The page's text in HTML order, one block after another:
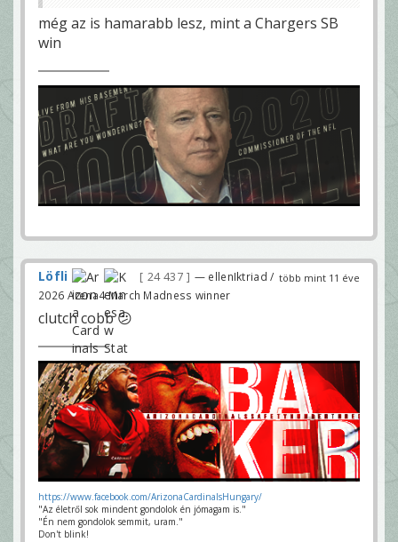
még az is hamarabb lesz, mint a Chargers SB
win
több mint 11 éve
Löfli 24 437
— ellenIktriad /
2026 Arena4 March Madness winner
clutch cobb 😕
https://www.facebook.com/ArizonaCardinalsHungary/
"Az életről sok mindent gondolok én jómagam is."
"Én nem gondolok semmit, uram."
Don't blink!